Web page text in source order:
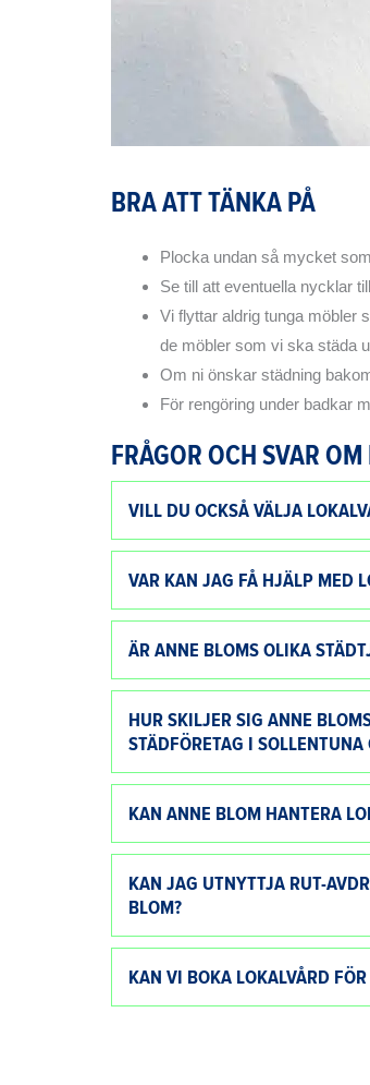
BRA ATT TÄNKA PÅ
Plocka undan så mycket
Se till att eventuella nycklar
Vi flyttar aldrig tunga möbler
de möbler som vi ska städa
Om ni önskar städning
För rengöring under badkar
FRÅGOR OCH SVAR
VILL DU OCKSÅ VÄLJA
VAR KAN JAG FÅ HJÄLP MED
ÄR ANNE BLOMS OLIKA
HUR SKILJER SIG ANNE
STÄDFÖRETAG I SOLLENTUNA
KAN ANNE BLOM HANTERA
KAN JAG UTNYTTJA RUT-
BLOM?
KAN VI BOKA LOKALVÅRD